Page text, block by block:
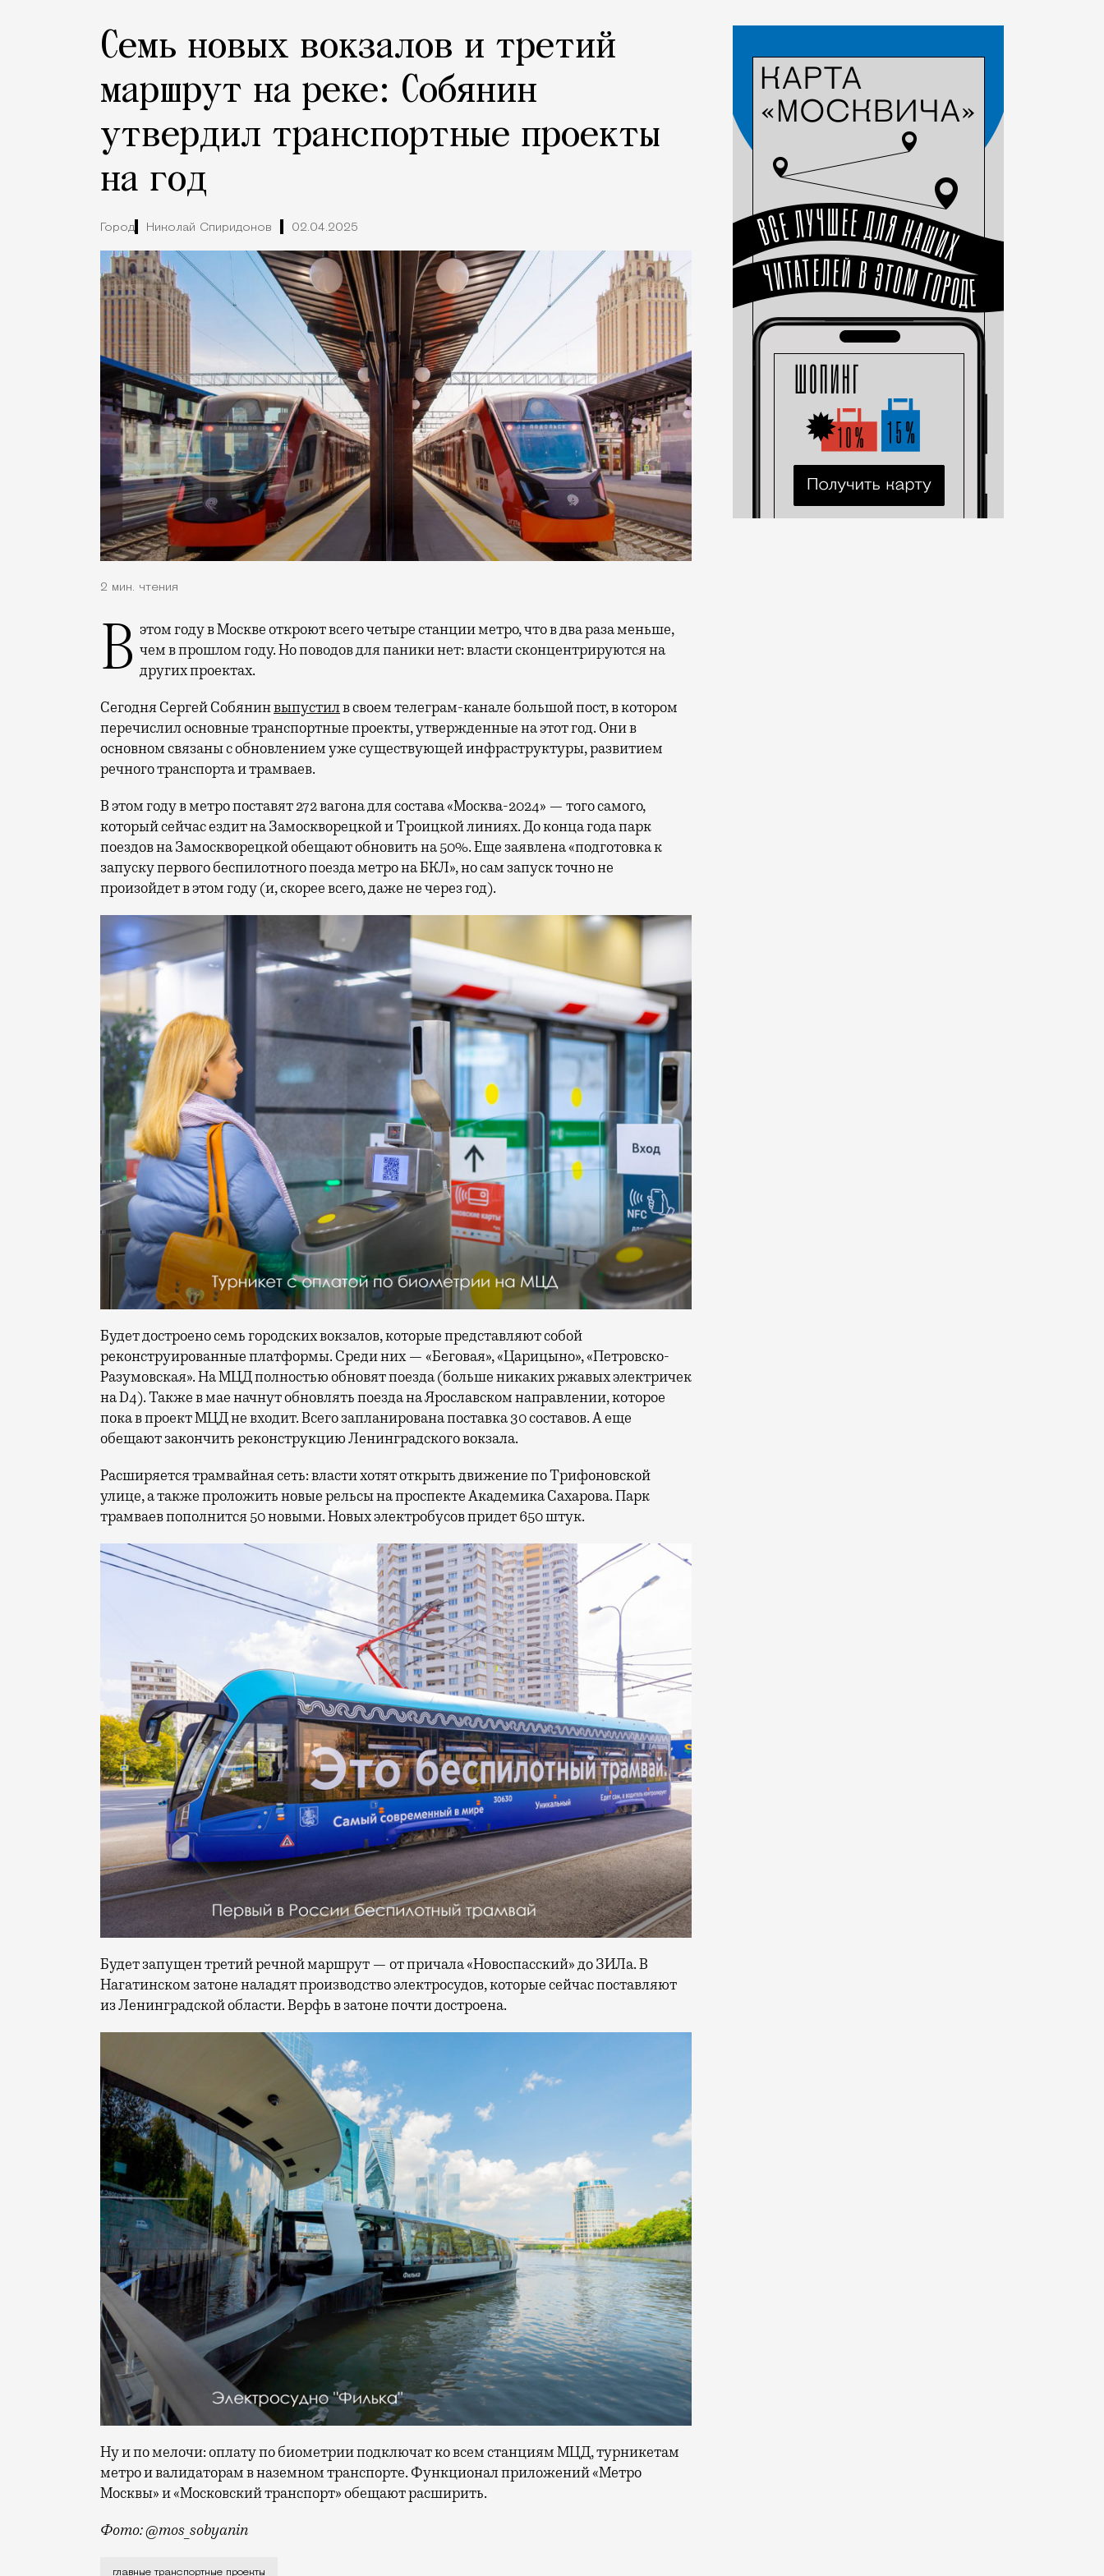
Семь новых вокзалов и третий
маршрут на реке: Собянин
утвердил транспортные проекты
на год
Город Николай Спиридонов 02.04.2025
2 мин. чтения
В этом году в Москве откроют всего четыре станции метро, что в два раза меньше, чем в прошлом году. Но поводов для паники нет: власти сконцентрируются на
других проектах.
Сегодня Сергей Собянинвыпустилв своем телеграм-канале большой пост, в котором
перечислил основные транспортные проекты, утвержденные на этот год. Они в
основном связаны с обновлением уже существующей инфраструктуры, развитием
речного транспорта и трамваев.
В этом году в метро поставят 272 вагона для состава «Москва-2024» — того самого,
который сейчас ездит на Замоскворецкой и Троицкой линиях. До конца года парк
поездов на Замоскворецкой обещают обновить на 50%. Еще заявлена «подготовка к
запуску первого беспилотного поезда метро на БКЛ», но сам запуск точно не
произойдет в этом году (и, скорее всего, даже не через год).
Будет достроено семь городских вокзалов, которые представляют собой
реконструированные платформы. Среди них — «Беговая», «Царицыно», «Петровско-
Разумовская». На МЦД полностью обновят поезда (больше никаких ржавых электричек
на D4). Также в мае начнут обновлять поезда на Ярославском направлении, которое
пока в проект МЦД не входит. Всего запланирована поставка 30 составов. А еще
обещают закончить реконструкцию Ленинградского вокзала.
Расширяется трамвайная сеть: власти хотят открыть движение по Трифоновской
улице, а также проложить новые рельсы на проспекте Академика Сахарова. Парк
трамваев пополнится 50 новыми. Новых электробусов придет 650 штук.
Будет запущен третий речной маршрут — от причала «Новоспасский» до ЗИЛа. В
Нагатинском затоне наладят производство электросудов, которые сейчас поставляют
из Ленинградской области. Верфь в затоне почти достроена.
Ну и по мелочи: оплату по биометрии подключат ко всем станциям МЦД, турникетам
метро и валидаторам в наземном транспорте. Функционал приложений «Метро
Москвы» и «Московский транспорт» обещают расширить.
Фото: @mos_sobyanin
В этом году в Москве откроют всего четыре станции метро, что в два раза меньше, чем в прошлом году. Но поводов для паники нет: власти
главные транспортные проекты